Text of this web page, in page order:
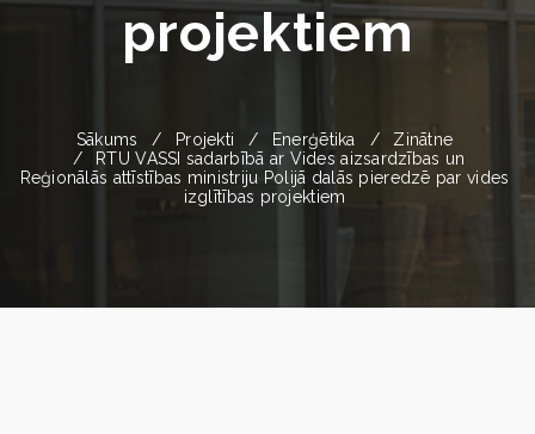
projektiem
Sākums Projekti Enerģētika
Zinātne
RTU VASSI sadarbībā ar Vides aizsardzības un
Reģionālās attīstības ministriju Polijā dalās pieredzē par vides
izglītības projektiem